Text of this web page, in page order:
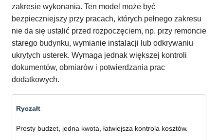
zakresie wykonania. Ten model może być
bezpieczniejszy przy pracach, których pełnego zakresu
nie da się ustalić przed rozpoczęciem, np. przy remoncie
starego budynku, wymianie instalacji lub odkrywaniu
ukrytych usterek. Wymaga jednak większej kontroli
dokumentów, obmiarów i potwierdzania prac
dodatkowych.
Ryczałt
Prosty budżet, jedna kwota, łatwiejsza kontrola kosztów.